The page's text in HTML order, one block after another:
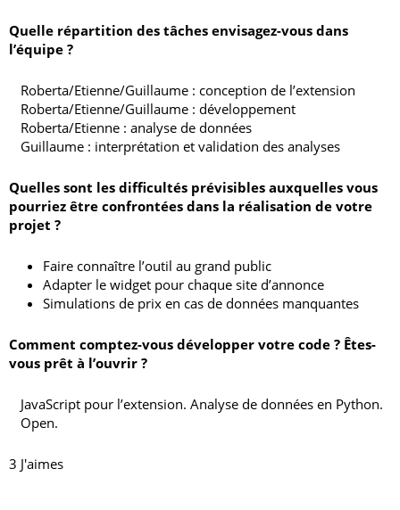
Quelle répartition des tâches envisagez-vous dans
l’équipe ?
Roberta/Etienne/Guillaume : conception de l’extension
Roberta/Etienne/Guillaume : développement
Roberta/Etienne : analyse de données
Guillaume : interprétation et validation des analyses
Quelles sont les difficultés prévisibles auxquelles vous
pourriez être confrontées dans la réalisation de votre
projet ?
Faire connaître l’outil au grand public
Adapter le widget pour chaque site d’annonce
Simulations de prix en cas de données manquantes
Comment comptez-vous développer votre code ? Êtes-
vous prêt à l’ouvrir ?
JavaScript pour l’extension. Analyse de données en Python.
Open.
3 J'aimes